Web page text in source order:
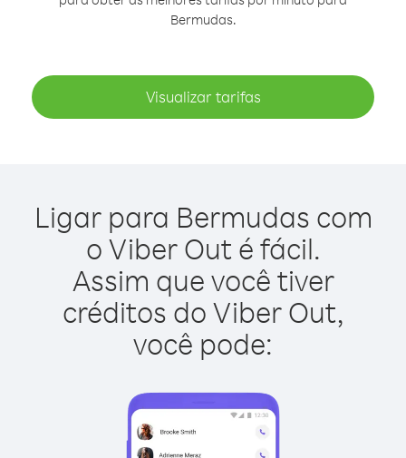
Bermudas.
Visualizar tarifas
Ligar para Bermudas com
o Viber Out é fácil.
Assim que você tiver
créditos do Viber Out,
você pode: